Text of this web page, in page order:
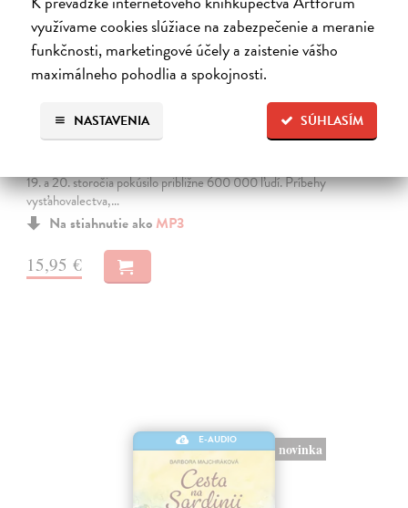
využívame cookies slúžiace na zabezpečenie a meranie
funkčnosti, marketingové účely a zaistenie vášho
maximálneho pohodlia a spokojnosti.
SÚHLASÍM
NASTAVENIA
Hudák Tomáš| Elektronická audiokniha
Niektoré príbehy nám pripomenú, aké drahé môže byť slovo „nový
19. a 20. storočia pokúsilo približne 600 000 ľudí. Príbehy
vysťahovalectva,…
Na stiahnutie ako MP3
15,95 €
E-AUDIO
novinka